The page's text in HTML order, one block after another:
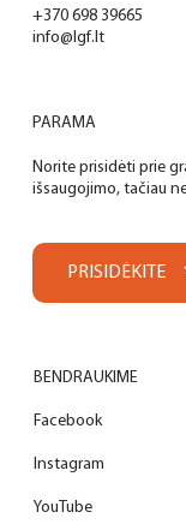
+370 698 39665
info@lgf.lt
BENDRAUKIME
Facebook
Instagram
YouTube
PARAMA
Norite prisidėti prie
išsaugojimo, tačiau
PRISIDĖKITE